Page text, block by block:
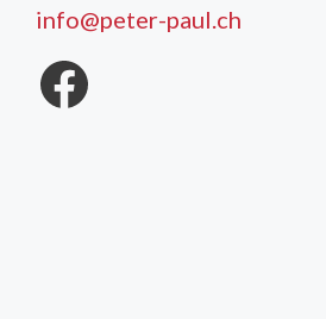
info@peter-paul.ch
Facebook